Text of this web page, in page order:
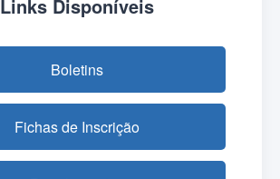
Links Disponíveis
Boletins
Fichas de Inscrição